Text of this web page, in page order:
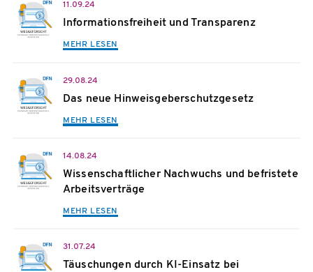
11.09.24
Informationsfreiheit und Transparenz
MEHR LESEN
29.08.24
Das neue Hinweisgeberschutzgesetz
MEHR LESEN
14.08.24
Wissenschaftlicher Nachwuchs und befristete
Arbeitsverträge
MEHR LESEN
31.07.24
Täuschungen durch KI-Einsatz bei